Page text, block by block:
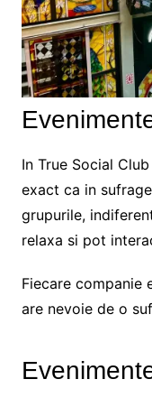
In True Social
exact ca in
grupurile,
relaxa si pot
Fiecare companie
are nevoie de o